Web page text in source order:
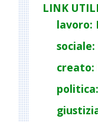
LINK UTILI
lavoro:
creato: